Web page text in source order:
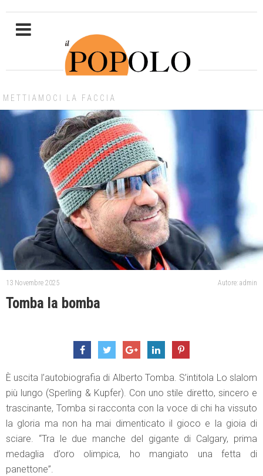
METTIAMOCI LA FACCIA
13 Novembre 2025 Autore: admin
Tomba la bomba
È uscita l’autobiografia di Alberto Tomba. S’intitola Lo slalom
più lungo (Sperling & Kupfer). Con uno stile diretto, sincero e
trascinante, Tomba si racconta con la voce di chi ha vissuto
la gloria ma non ha mai dimenticato il gioco e la gioia di
sciare. “Tra le due manche del gigante di Calgary, prima
medaglia d’oro olimpica, ho mangiato una fetta di
panettone”.